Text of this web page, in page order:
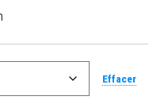
Effacer